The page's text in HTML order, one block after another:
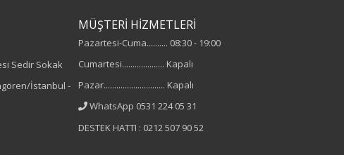
Sedir Sokak
İstanbul -
MÜŞTERİ HİZMETLERİ
Pazartesi-Cuma.......... 08:30 - 19:00
Cumartesi.................... Kapalı
Pazar............................. Kapalı
WhatsApp 0531 224 05 31
DESTEK HATTI : 0212 507 90 52